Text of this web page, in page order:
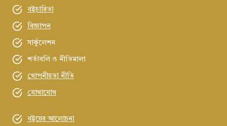
বইচারিতা
বিজ্ঞাপন
সার্কুলেশন
শর্তাবলি ও নীতিমালা
গোপনীয়তা নীতি
যোগাযোগ
বইয়ের আলোচনা